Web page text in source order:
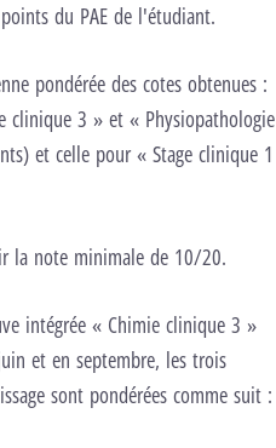
du PAE de l'étudiant.
pondérée des cotes obtenues :
clinique 3 » et « Physiopathologie
et celle pour « Stage clinique 1
la note minimale de 10/20.
intégrée « Chimie clinique 3 »
et en septembre, les trois
sont pondérées comme suit :